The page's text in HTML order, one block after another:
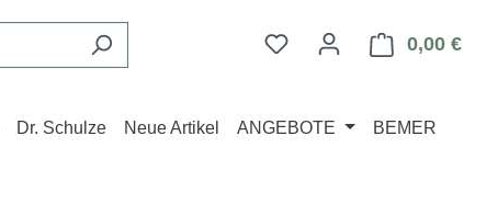
Du hast 0 Produkte auf
0,00 €
Dr. Schulze Neue Artikel ANGEBOTE BEMER